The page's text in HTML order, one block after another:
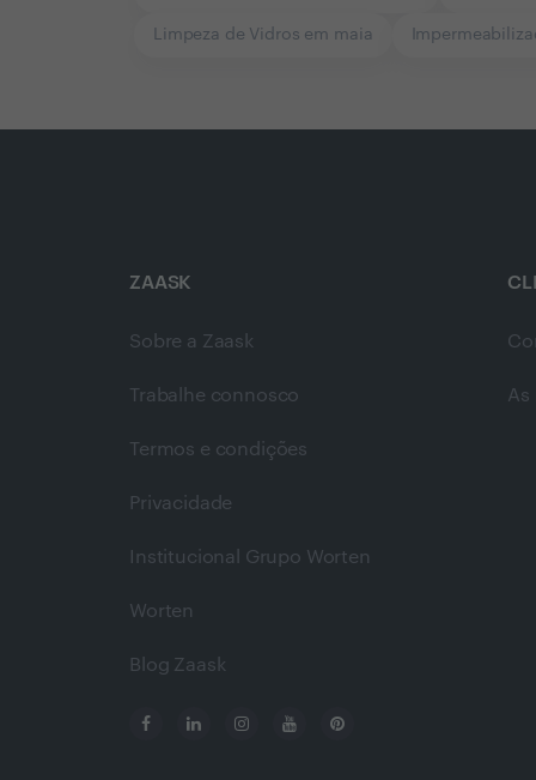
Limpeza de Vidros em maia
ZAASK
Sobre a Zaask
Trabalhe connosco
Termos e condições
Privacidade
Institucional Grupo Worten
Worten
Blog Zaask
As